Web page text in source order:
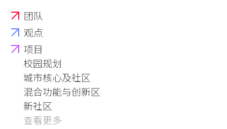
团队
观点
项目
校园规划
城市核心及社区
混合功能与创新区
新社区
查看更多